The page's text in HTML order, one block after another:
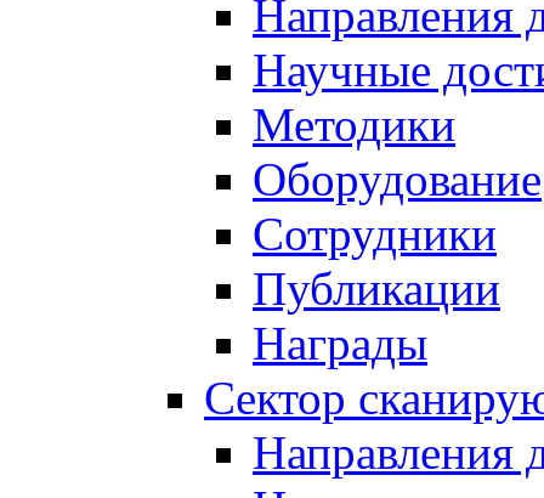
Направления
Научные
Методики
Оборудование
Сотрудники
Публикации
Награды
Сектор
Направления